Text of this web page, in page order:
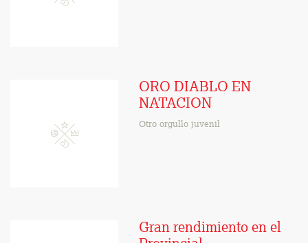
ORO DIABLO EN
NATACION
Otro orgullo juvenil
Gran rendimiento en el